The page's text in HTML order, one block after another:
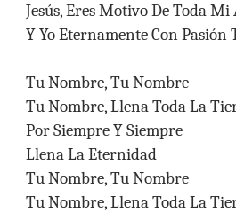
Jesús, Eres Motivo De Toda
Y Yo Eternamente Con Pasión
Tu Nombre, Tu Nombre
Tu Nombre, Llena Toda La
Por Siempre Y Siempre
Llena La Eternidad
Tu Nombre, Tu Nombre
Tu Nombre, Llena Toda La